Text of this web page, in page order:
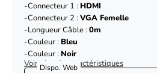
Connecteur 1 : HDMI
Connecteur 2 :VGA Femelle
Longueur Câble :0m
Couleur : Bleu
Couleur : Noir
Voir plus de caractéristiques
Dispo. Web